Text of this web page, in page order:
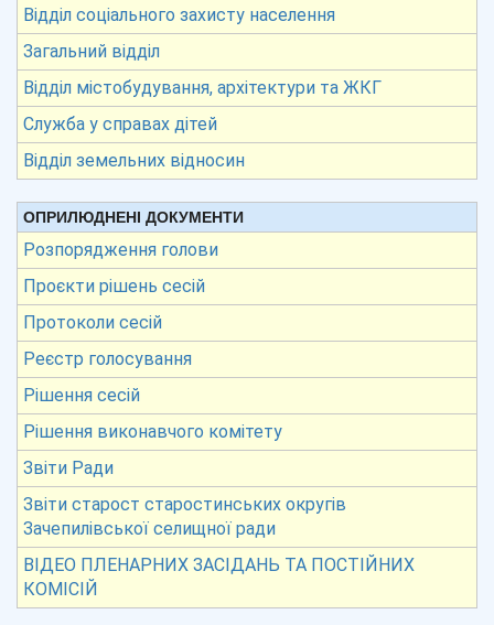
Відділ соціального захисту населення
Загальний відділ
Відділ містобудування, архітектури та ЖКГ
Служба у справах дітей
Відділ земельних відносин
ОПРИЛЮДНЕНІ ДОКУМЕНТИ
Розпорядження голови
Проєкти рішень сесій
Протоколи сесій
Реєстр голосування
Рішення сесій
Рішення виконавчого комітету
Звіти Ради
Звіти старост старостинських округів
Зачепилівської селищної ради
ВІДЕО ПЛЕНАРНИХ ЗАСІДАНЬ ТА ПОСТІЙНИХ
КОМІСІЙ